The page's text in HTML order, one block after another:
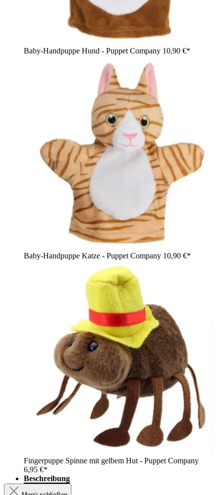
Baby-Handpuppe Hund - Puppet Company 10,90 €*
Baby-Handpuppe Katze - Puppet Company 10,90 €*
Fingerpuppe Spinne mit gelbem Hut - Puppet Company
6,95 €*
Beschreibung